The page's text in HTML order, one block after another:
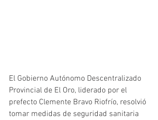
El Gobierno Autónomo Descentralizado
Provincial de El Oro, liderado por el
prefecto Clemente Bravo Riofrío, resolvió
tomar medidas de seguridad sanitaria